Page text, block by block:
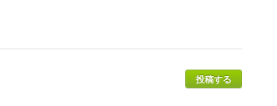
投稿する